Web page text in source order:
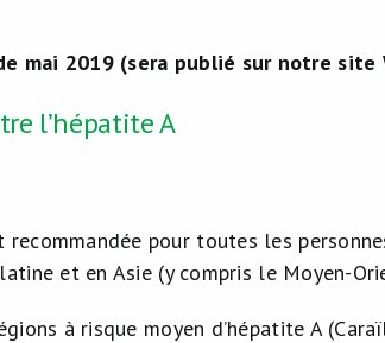
mai 2019 (sera publié sur notre
l’hépatite A
recommandée pour toutes les
et en Asie (y compris le Moyen-
à risque moyen d’hépatite A